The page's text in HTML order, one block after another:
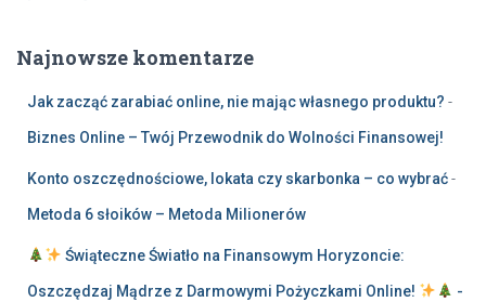
Najnowsze komentarze
Jak zacząć zarabiać online, nie mając własnego produktu? -
Biznes Online – Twój Przewodnik do Wolności Finansowej!
Konto oszczędnościowe, lokata czy skarbonka – co wybrać-
Metoda 6 słoików – Metoda Milionerów
Świąteczne Światło na Finansowym Horyzoncie:
Oszczędzaj Mądrze z Darmowymi Pożyczkami Online! -